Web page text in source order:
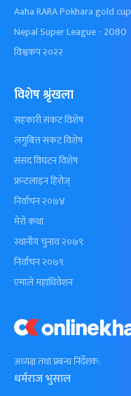
अध्यक्ष तथा प्रबन्ध निर्देशक:
धर्मराज भुसाल
Aaha RARA Pokhara gold cup
Nepal Super League - 2080
विश्वकप २०२२
विशेष श्रृंखला
सहकारी संकट विशेष
लगुबित्त संकट विशेष
संसद विघटन विशेष
फ्रन्टलाइन हिरोज्
निर्वाचन २०७४
मेरो कथा
स्थानीय चुनाव २०७९
निर्वाचन २०७९
एमाले महाधिवेशन